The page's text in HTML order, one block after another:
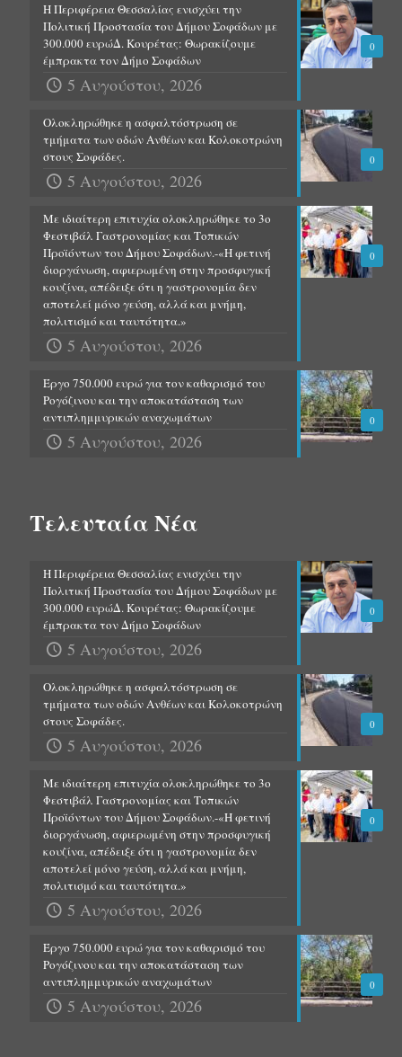
0
Η Περιφέρεια Θεσσαλίας ενισχύει την
Πολιτική Προστασία του Δήμου Σοφάδων με
300.000 ευρώΔ. Κουρέτας: Θωρακίζουμε
έμπρακτα τον Δήμο Σοφάδων
5 Αυγούστου, 2026
0
Ολοκληρώθηκε η ασφαλτόστρωση σε
τμήματα των οδών Ανθέων και Κολοκοτρώνη
στους Σοφάδες.
5 Αυγούστου, 2026
0
Με ιδιαίτερη επιτυχία ολοκληρώθηκε το 3ο
Φεστιβάλ Γαστρονομίας και Τοπικών
Προϊόντων του Δήμου Σοφάδων.-«Η φετινή
διοργάνωση, αφιερωμένη στην προσφυγική
κουζίνα, απέδειξε ότι η γαστρονομία δεν
αποτελεί μόνο γεύση, αλλά και μνήμη,
πολιτισμό και ταυτότητα.»
5 Αυγούστου, 2026
0
Έργο 750.000 ευρώ για τον καθαρισμό του
Ρογόζινου και την αποκατάσταση των
αντιπλημμυρικών αναχωμάτων
5 Αυγούστου, 2026
Τελευταία Νέα
0
Η Περιφέρεια Θεσσαλίας ενισχύει την
Πολιτική Προστασία του Δήμου Σοφάδων με
300.000 ευρώΔ. Κουρέτας: Θωρακίζουμε
έμπρακτα τον Δήμο Σοφάδων
5 Αυγούστου, 2026
0
Ολοκληρώθηκε η ασφαλτόστρωση σε
τμήματα των οδών Ανθέων και Κολοκοτρώνη
στους Σοφάδες.
5 Αυγούστου, 2026
0
Με ιδιαίτερη επιτυχία ολοκληρώθηκε το 3ο
Φεστιβάλ Γαστρονομίας και Τοπικών
Προϊόντων του Δήμου Σοφάδων.-«Η φετινή
διοργάνωση, αφιερωμένη στην προσφυγική
κουζίνα, απέδειξε ότι η γαστρονομία δεν
αποτελεί μόνο γεύση, αλλά και μνήμη,
πολιτισμό και ταυτότητα.»
5 Αυγούστου, 2026
0
Έργο 750.000 ευρώ για τον καθαρισμό του
Ρογόζινου και την αποκατάσταση των
αντιπλημμυρικών αναχωμάτων
5 Αυγούστου, 2026